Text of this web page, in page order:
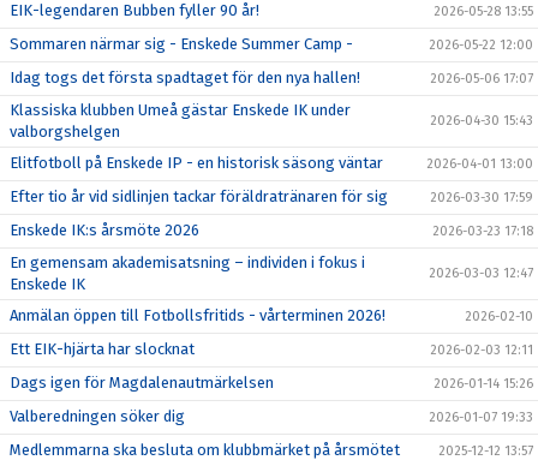
EIK-legendaren Bubben fyller 90 år! 2026-05-28 13:55
Sommaren närmar sig - Enskede Summer Camp - 2026-05-22 12:00
Idag togs det första spadtaget för den nya hallen! 2026-05-06 17:07
Klassiska klubben Umeå gästar Enskede IK under
valborgshelgen
2026-04-30 15:43
Elitfotboll på Enskede IP - en historisk säsong väntar 2026-04-01 13:00
Efter tio år vid sidlinjen tackar föräldratränaren för sig 2026-03-30 17:59
Enskede IK:s årsmöte 2026 2026-03-23 17:18
En gemensam akademisatsning – individen i fokus i
Enskede IK
2026-03-03 12:47
Anmälan öppen till Fotbollsfritids - vårterminen 2026! 2026-02-10
Ett EIK-hjärta har slocknat 2026-02-03 12:11
Dags igen för Magdalenautmärkelsen 2026-01-14 15:26
Valberedningen söker dig 2026-01-07 19:33
Medlemmarna ska besluta om klubbmärket på årsmötet 2025-12-12 13:57